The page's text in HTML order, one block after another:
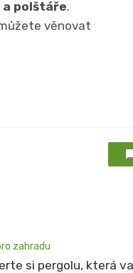
a polštáře.
věnovat
zahradu
si pergolu, která